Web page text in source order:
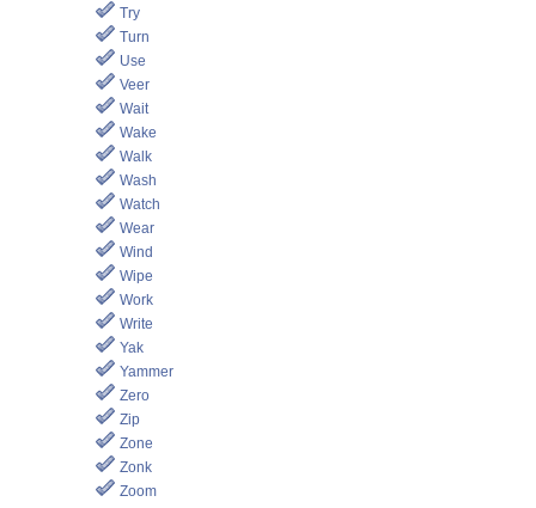
Try
Turn
Use
Veer
Wait
Wake
Walk
Wash
Watch
Wear
Wind
Wipe
Work
Write
Yak
Yammer
Zero
Zip
Zone
Zonk
Zoom